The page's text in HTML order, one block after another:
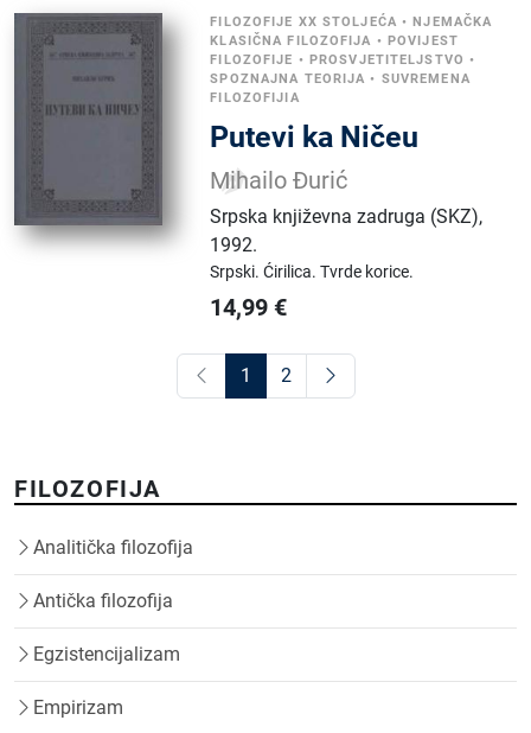
FILOZOFIJE XX STOLJEĆA • NJEMAČKA
KLASIČNA FILOZOFIJA • POVIJEST
FILOZOFIJE • PROSVJETITELJSTVO •
SPOZNAJNA TEORIJA • SUVREMENA
FILOZOFIJIA
Putevi ka Ničeu
Mihailo Đurić
Srpska književna zadruga (SKZ),
1992.
Srpski.Ćirilica.Tvrde korice.
14,99 €
1 2
FILOZOFIJA
Analitička filozofija
Antička filozofija
Egzistencijalizam
Empirizam